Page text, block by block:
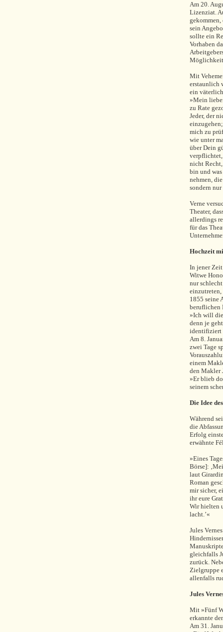
Am 20.
Lizenziat.
gekommen,
sein
sollte ein
Vorhaben
Mit
erstaunlich
ein
»Mein
zu Rate
Jeder, der
mich zu
wie unter
über Dein
verpflichtet,
nicht
bin und
nehmen,
sondern
Verne
Theater,
allerdings
für das
Hochzeit
In jener
Witwe
nur
einzutreten,
1855 seine
beruflichen
»Ich will
denn je
identifiziert
Am 8.
zwei Tage
einem
den Makler
»Er blieb
seinem
Die Idee
Während
die
Erfolg
erwähnte
»Eines
Börse]:
laut
Roman
mir sicher,
ihr eure
Wir hielten
lacht.’«
Jules
gleichfalls
zurück.
Zielgruppe
allenfalls
Jules
Mit »Fünf
erkannte
Am 31.